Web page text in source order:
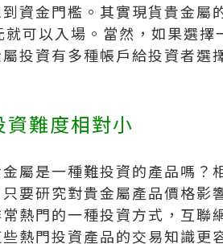
資金門檻。其實現貨貴金屬
可以入場。當然，如果選
投資有多種帳戶給投資者選
難度相對小
屬是一種難投資的產品嗎？
要研究對貴金屬產品價格影
熱門的一種投資方式，互聯
熱門投資產品的交易知識更